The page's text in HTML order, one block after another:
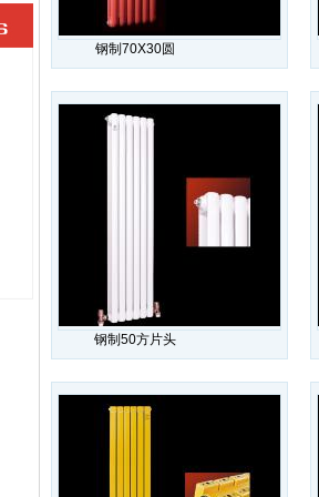
钢制70X30圆
钢制50方片头